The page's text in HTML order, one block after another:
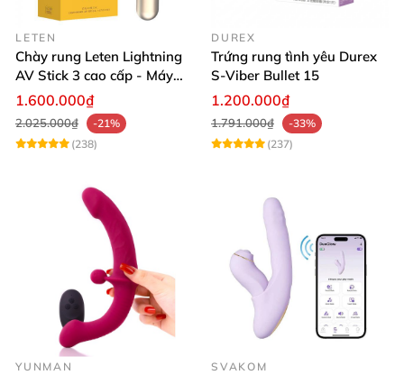
LETEN
Chày rung Leten Lightning
AV Stick 3 cao cấp - Máy
massage tốt nhất
1.600.000₫
2.025.000₫
-21%
(238)
DUREX
Trứng rung tình yêu Durex
S-Viber Bullet 15
1.200.000₫
1.791.000₫
-33%
(237)
YUNMAN SVAKOM